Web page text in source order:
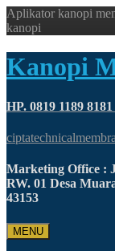
Aplikator kanopi
kanopi
Kanopi
HP. 0819 1189
Marketing Office :
RW. 01 Desa
43153
MENU